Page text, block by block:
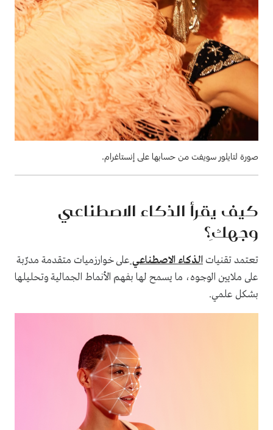
صورة لتايلور سويفت من حسابها على إنستاغرام.
كيف يقرأ الذكاء الاصطناعي
وجهكِ؟
تعتمد تقنيات الذكاء الاصطناعي على خوارزميات متقدمة مدرّبة
على ملايين الوجوه، ما يسمح لها بفهم الأنماط الجمالية وتحليلها
بشكل علمي.